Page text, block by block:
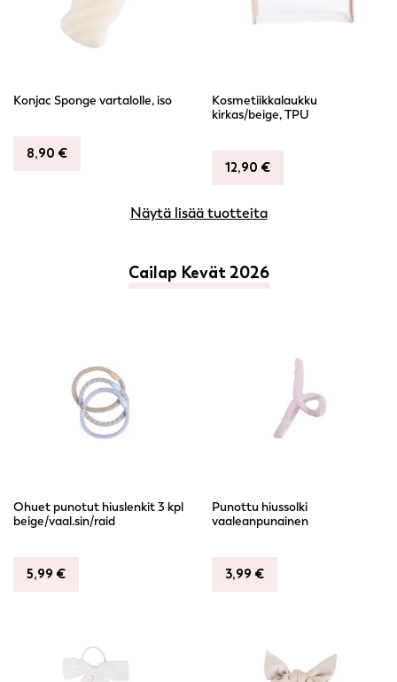
Konjac Sponge vartalolle, iso
8,90 €
Kosmetiikkalaukku
kirkas/beige, TPU
12,90 €
Näytä lisää tuotteita
Cailap Kevät 2026
Ohuet punotut hiuslenkit 3 kpl
beige/vaal.sin/raid
5,99 €
Punottu hiussolki
vaaleanpunainen
3,99 €